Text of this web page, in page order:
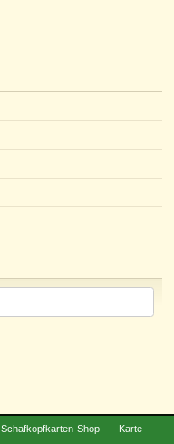
Schafkopfkarten-Shop Karte